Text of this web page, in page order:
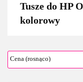
Tusze do HP
kolorowy